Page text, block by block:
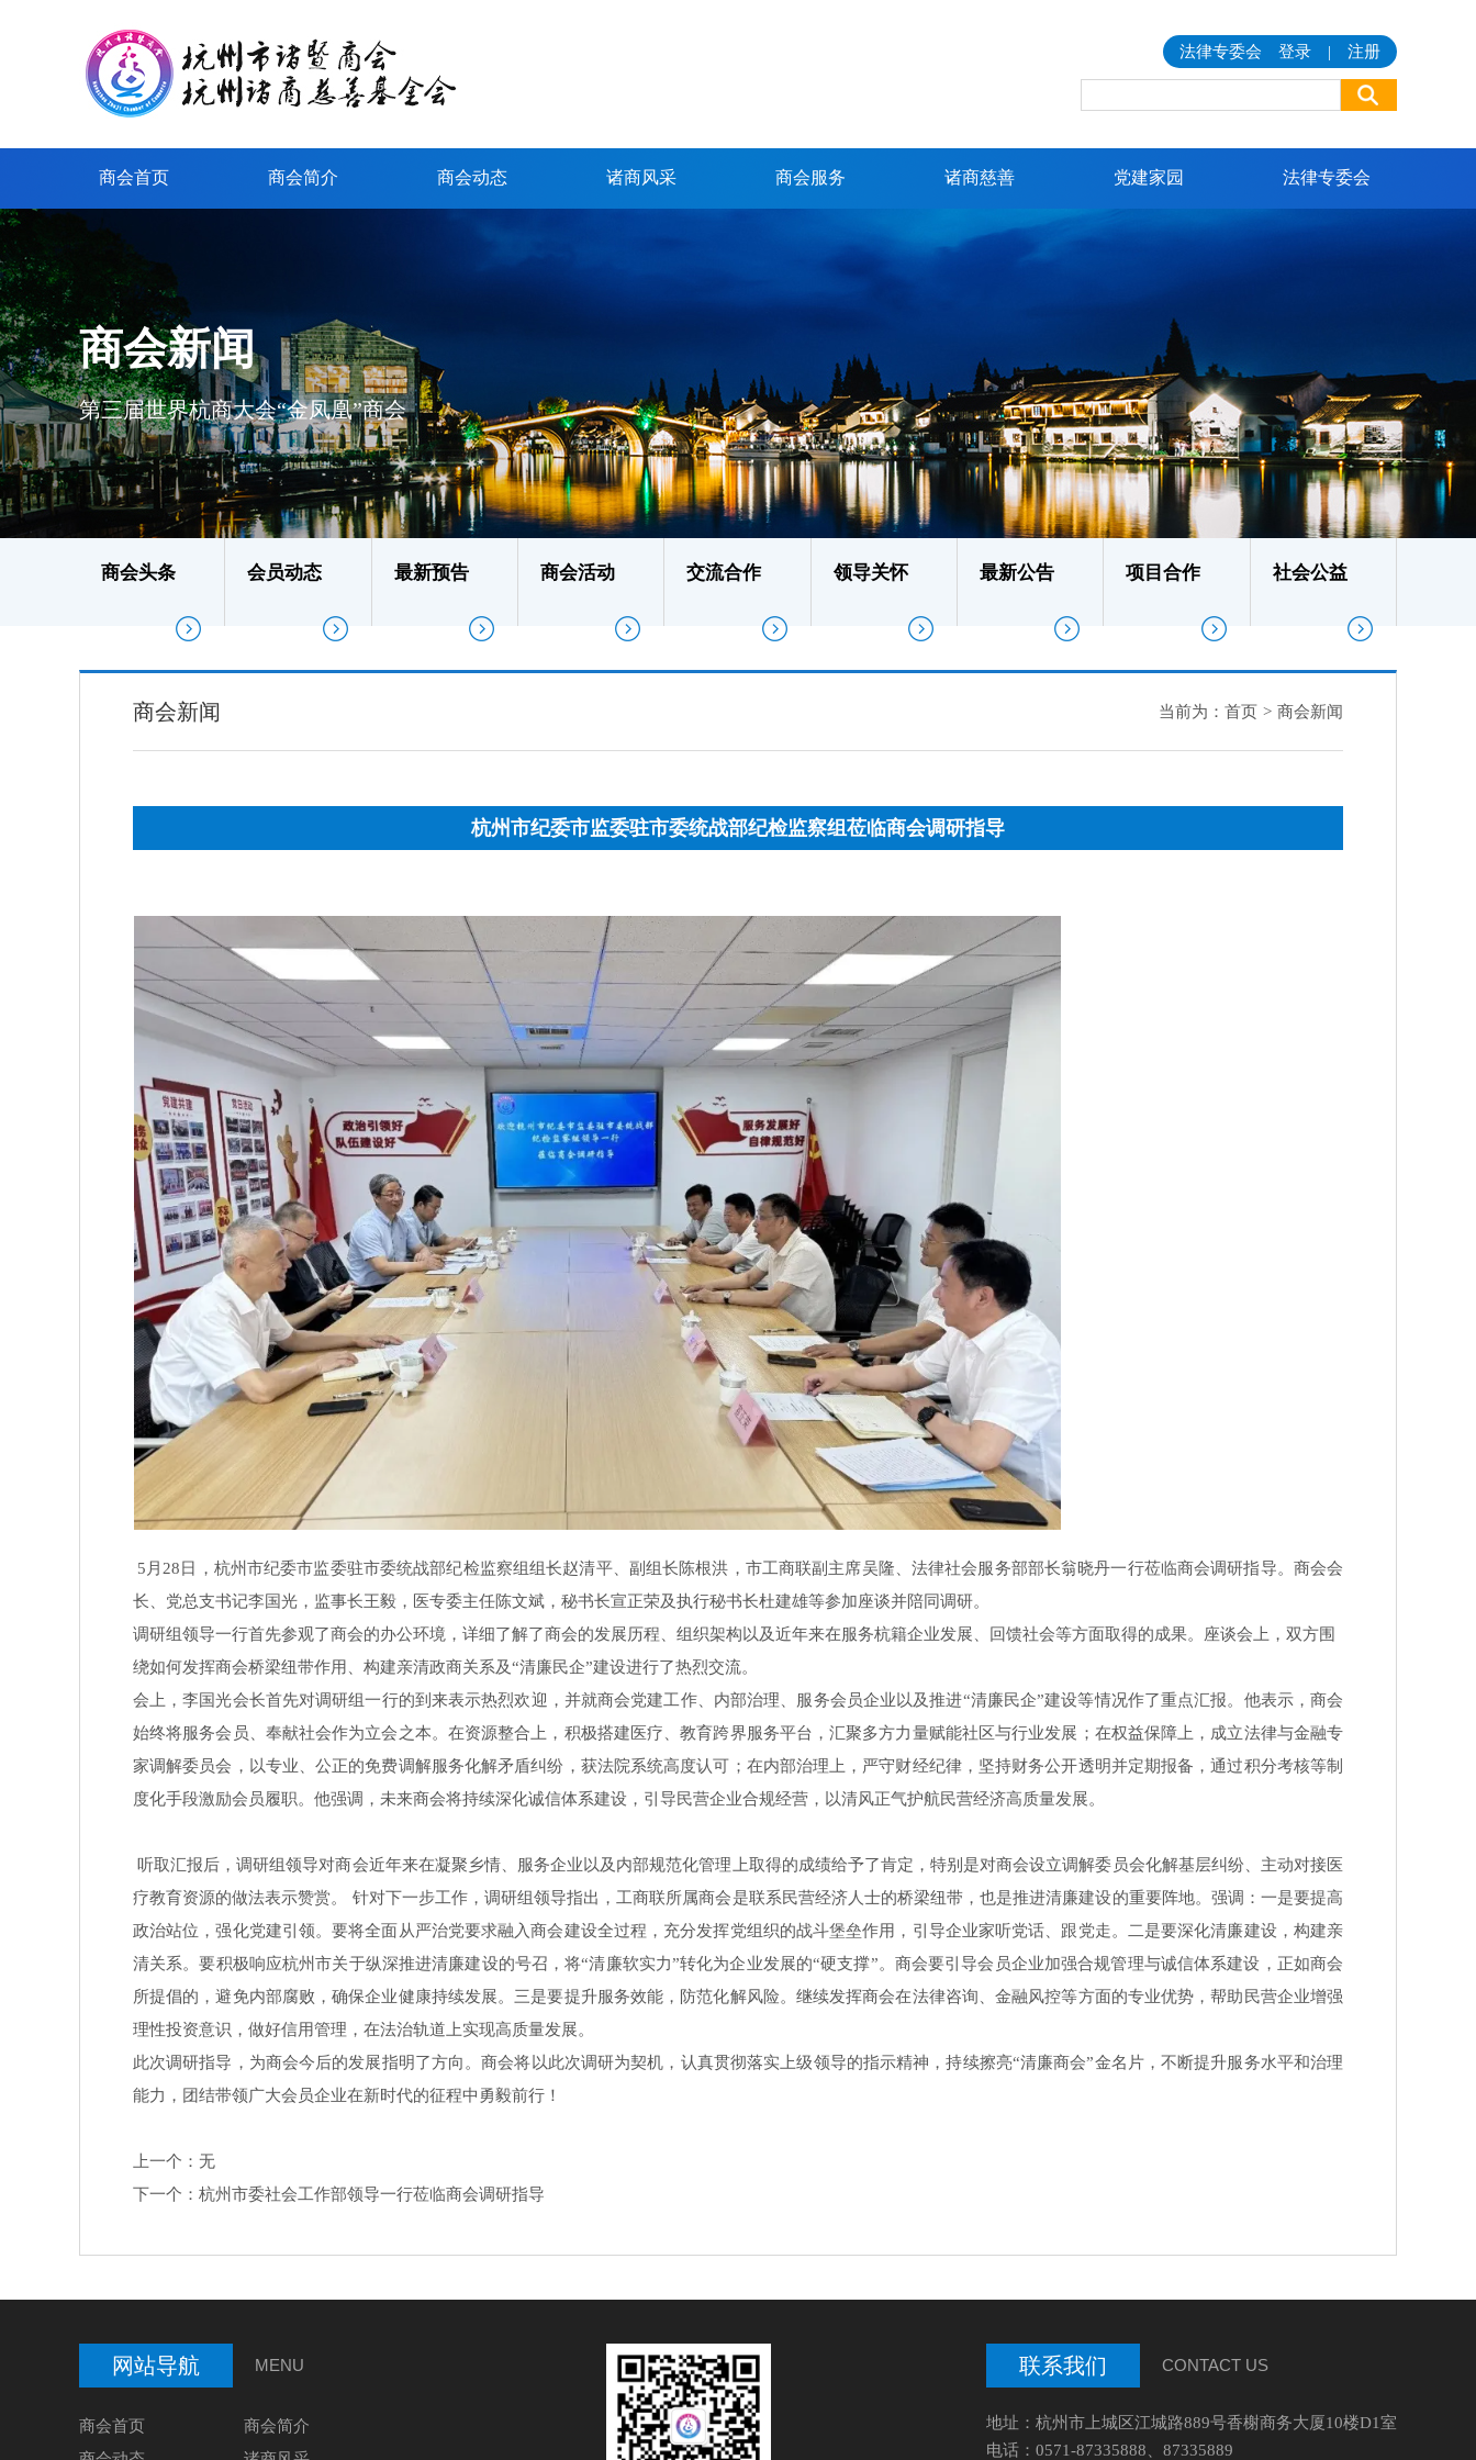
法律专委会 登录 | 注册
商会首页 商会简介 商会动态 诸商风采 商会服务 诸商慈善 党建家园 法律专委会
商会新闻
第三届世界杭商大会“金凤凰”商会
商会头条 会员动态 最新预告 商会活动 交流合作 领导关怀 最新公告 项目合作 社会公益
商会新闻 当前为：首页 > 商会新闻
杭州市纪委市监委驻市委统战部纪检监察组莅临商会调研指导
5月28日，杭州市纪委市监委驻市委统战部纪检监察组组长赵清平、副组长陈根洪，市工商联副主席吴隆、法律社会服务部部长翁晓丹一行莅临商会调研指导。商会会
长、党总支书记李国光，监事长王毅，医专委主任陈文斌，秘书长宣正荣及执行秘书长杜建雄等参加座谈并陪同调研。
调研组领导一行首先参观了商会的办公环境，详细了解了商会的发展历程、组织架构以及近年来在服务杭籍企业发展、回馈社会等方面取得的成果。座谈会上，双方围
绕如何发挥商会桥梁纽带作用、构建亲清政商关系及“清廉民企”建设进行了热烈交流。
会上，李国光会长首先对调研组一行的到来表示热烈欢迎，并就商会党建工作、内部治理、服务会员企业以及推进“清廉民企”建设等情况作了重点汇报。他表示，商会
始终将服务会员、奉献社会作为立会之本。在资源整合上，积极搭建医疗、教育跨界服务平台，汇聚多方力量赋能社区与行业发展；在权益保障上，成立法律与金融专
家调解委员会，以专业、公正的免费调解服务化解矛盾纠纷，获法院系统高度认可；在内部治理上，严守财经纪律，坚持财务公开透明并定期报备，通过积分考核等制
度化手段激励会员履职。他强调，未来商会将持续深化诚信体系建设，引导民营企业合规经营，以清风正气护航民营经济高质量发展。
听取汇报后，调研组领导对商会近年来在凝聚乡情、服务企业以及内部规范化管理上取得的成绩给予了肯定，特别是对商会设立调解委员会化解基层纠纷、主动对接医
疗教育资源的做法表示赞赏。 针对下一步工作，调研组领导指出，工商联所属商会是联系民营经济人士的桥梁纽带，也是推进清廉建设的重要阵地。强调：一是要提高
政治站位，强化党建引领。要将全面从严治党要求融入商会建设全过程，充分发挥党组织的战斗堡垒作用，引导企业家听党话、跟党走。二是要深化清廉建设，构建亲
清关系。要积极响应杭州市关于纵深推进清廉建设的号召，将“清廉软实力”转化为企业发展的“硬支撑”。商会要引导会员企业加强合规管理与诚信体系建设，正如商会
所提倡的，避免内部腐败，确保企业健康持续发展。三是要提升服务效能，防范化解风险。继续发挥商会在法律咨询、金融风控等方面的专业优势，帮助民营企业增强
理性投资意识，做好信用管理，在法治轨道上实现高质量发展。
此次调研指导，为商会今后的发展指明了方向。商会将以此次调研为契机，认真贯彻落实上级领导的指示精神，持续擦亮“清廉商会”金名片，不断提升服务水平和治理
能力，团结带领广大会员企业在新时代的征程中勇毅前行！
上一个：无
下一个： 杭州市委社会工作部领导一行莅临商会调研指导
网站导航 MENU
商会首页
商会简介
联系我们 CONTACT US
地址：杭州市上城区江城路889号香榭商务大厦10楼D1室
电话：0571-87335888、87335889